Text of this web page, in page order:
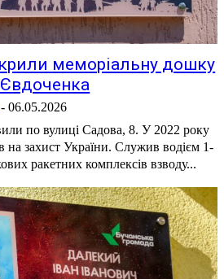
меморіальну дошку
Євдоченка
- 06.05.2026
по вулиці Садова, 8. У 2022 року
на захист України. Служив водієм 1-
ракетних комплексів взводу...